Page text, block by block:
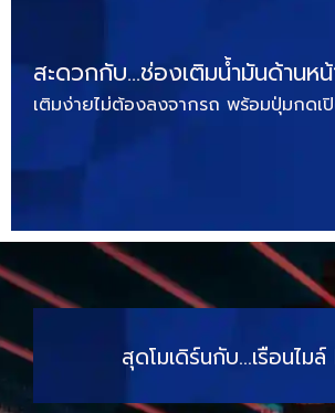
สะดวกกับ…ช่องเติมน้ำมันด้านห
เติมง่ายไม่ต้องลงจากรถ พร้อมปุ่มกดเ
สุดโมเดิร์นกับ…เรือนไมล์